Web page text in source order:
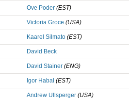
Ove Poder (EST)
Victoria Groce (USA)
Kaarel Silmato (EST)
David Beck
David Stainer (ENG)
Igor Habal (EST)
Andrew Ullsperger (USA)